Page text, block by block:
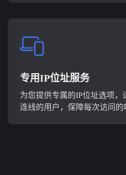
专用IP位址服务
为您提供专属的IP位址选项，
连线的用户，保障每次访问的